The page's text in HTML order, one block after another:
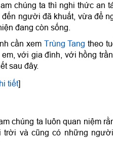
chúng ta thì nghi thức an
người đã khuất, vừa để
đang còn sống.
cần xem Trùng Tang theo
với gia đình, với hồng
sau đây.
tiết]
chúng ta luôn quan niệm
và cũng có những